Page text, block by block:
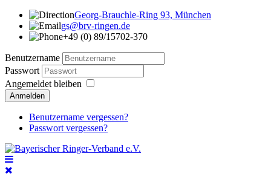
Georg-Brauchle-Ring 93, München
gs@brv-ringen.de
+49 (0) 89/15702-370
Benutzername
Passwort
Angemeldet bleiben
Anmelden
Benutzername vergessen?
Passwort vergessen?